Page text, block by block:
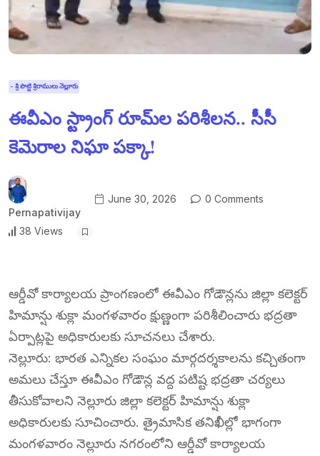
- శ్రీ పొట్టి శ్రీరాములు నెల్లూరు
ఈవీఎం స్ట్రాంగ్ రూమ్‌ల పరిశీలన.. సీసీ
కెమెరాల నిఘా పక్కా!
Pernapativijay
June 30, 2026 0 Comments
38 Views
ఆర్డీవో కార్యాలయ ప్రాంగణంలో ఈవీఎం గోడౌన్లను జిల్లా కలెక్టర్
హిమాన్షు శుక్లా మంగళవారం క్షుణ్ణంగా పరిశీలించారు భద్రతా
ఏర్పాట్లపై అధికారులకు సూచనలు చేశారు.
నెల్లూరు: భారత ఎన్నికల సంఘం మార్గదర్శకాలను కచ్చితంగా
అమలు చేస్తూ ఈవీఎం గోడౌన్ల వద్ద పటిష్ట భద్రతా చర్యలు
తీసుకోవాలని నెల్లూరు జిల్లా కలెక్టర్ హిమాన్షు శుక్లా
అధికారులకు సూచించారు. త్రైమాసిక తనిఖీల్లో భాగంగా
మంగళవారం నెల్లూరు నగరంలోని ఆర్డీవో కార్యాలయ